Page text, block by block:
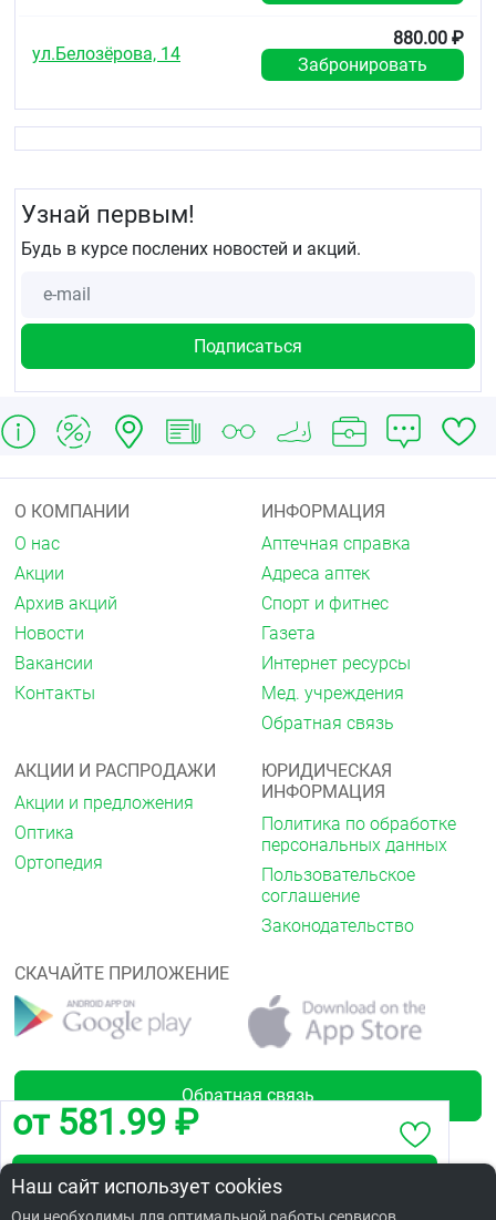
от 581.99 ₽
Забронировать по адресу 70 лет Октября,12
ул.Белозёрова, 14
880.00 ₽
Забронировать
Узнай первым!
Будь в курсе послених новостей и акций.
О КОМПАНИИ
О нас
Акции
Архив акций
Новости
Вакансии
Контакты
ИНФОРМАЦИЯ
Аптечная справка
Адреса аптек
Спорт и фитнес
Газета
Интернет ресурсы
Мед. учреждения
Обратная связь
АКЦИИ И РАСПРОДАЖИ
Акции и предложения
Оптика
Ортопедия
ЮРИДИЧЕСКАЯ
ИНФОРМАЦИЯ
Политика по обработке
персональных данных
Пользовательское
соглашение
Законодательство
СКАЧАЙТЕ ПРИЛОЖЕНИЕ
Обратная связь
Лицензии
Наш сайт использует cookies